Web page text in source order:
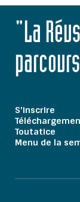
"La
S'inscrire
Toutatice
Menu de la